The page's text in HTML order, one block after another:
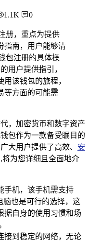
1.1K 0
册，重点为提供
指南，用户能够清
包注册的具体操
用户提供指引，
该钱包的旅程，
等方面的可能需
，加密货币和数字资产
包作为一款备受瞩目的
大用户提供了高效、 安
将为您详细且全面地介
手机，该手机需支持
脑也是可行的选择，这
据自身的使用习惯和场
接到稳定的网络，无论